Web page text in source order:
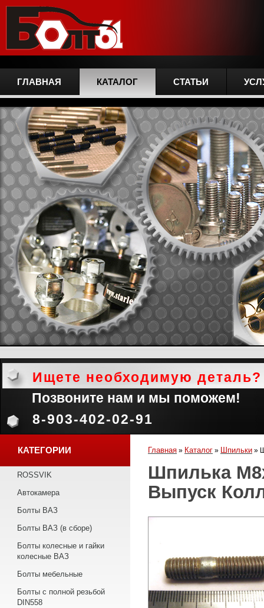
ГЛАВНАЯ КАТАЛОГ СТАТЬИ
Ищете необходимую деталь?
Позвоните нам и мы поможем!
8-903-402-02-91
КАТЕГОРИИ
ROSSVIK
Автокамера
Болты ВАЗ
Болты ВАЗ (в сборе)
Болты колесные и гайки
колесные ВАЗ
Болты мебельные
Болты с полной резьбой
DIN558
Главная » Каталог » Шпильки »
Шпилька
Выпуск